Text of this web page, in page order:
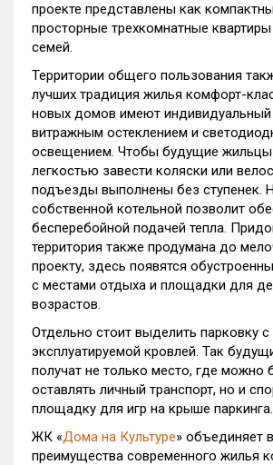
проекте представлены как
просторные трехкомнатные
семей.
Территории общего пользования
лучших традиция жилья комфорт-
новых домов имеют индивидуальный
витражным остеклением и
освещением. Чтобы будущие жильцы
легкостью завести коляски или
подъезды выполнены без ступенек.
собственной котельной позволит
бесперебойной подачей тепла.
территория также продумана до
проекту, здесь появятся
с местами отдыха и площадки для
возрастов.
Отдельно стоит выделить парковку с
эксплуатируемой кровлей. Так
получат не только место, где можно
оставлять личный транспорт, но и
площадку для игр на крыше паркинга.
ЖК «Дома на Культуре» объединяет
преимущества современного жилья